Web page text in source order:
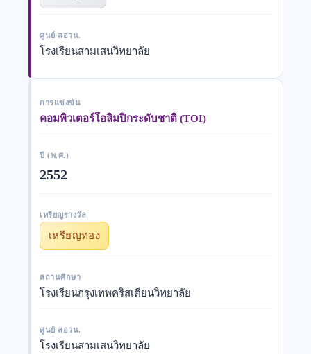
ศูนย์ สอวน.
โรงเรียนสามเสนวิทยาลัย
การแข่งขัน
คอมพิวเตอร์โอลิมปิกระดับชาติ (TOI)
ปี (พ.ศ.)
2552
เหรียญรางวัล
เหรียญทอง
สถานศึกษา
โรงเรียนกรุงเทพคริสเตียนวิทยาลัย
ศูนย์ สอวน.
โรงเรียนสามเสนวิทยาลัย